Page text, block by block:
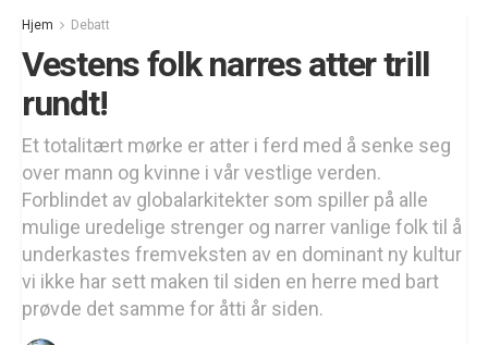
Hjem Debatt
Vestens folk narres atter trill
rundt!
Et totalitært mørke er atter i ferd med å senke seg
over mann og kvinne i vår vestlige verden.
Forblindet av globalarkitekter som spiller på alle
mulige uredelige strenger og narrer vanlige folk til å
underkastes fremveksten av en dominant ny kultur
vi ikke har sett maken til siden en herre med bart
prøvde det samme for åtti år siden.